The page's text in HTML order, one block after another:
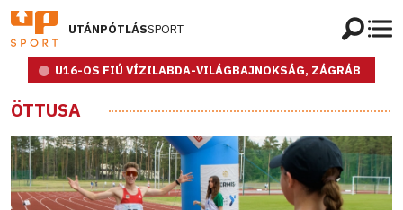
UTÁNPÓTLÁSSPORT
U16-OS FIÚ VÍZILABDA-VILÁGBAJNOKSÁG, ZÁGRÁB
ÖTTUSA